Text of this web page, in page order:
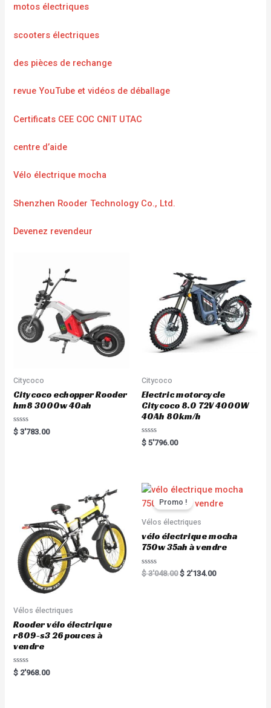
motos électriques
scooters électriques
des pièces de rechange
revue YouTube et vidéos de déballage
Certificats CEE COC CNIT UTAC
centre d’aide
Vélo électrique mocha
Shenzhen Rooder Technology Co., Ltd.
Devenez revendeur
Citycoco
Citycoco echopper Rooder
hm8 3000w 40ah
R
a
$ 3'783.00
Citycoco
Electric motorcycle
Citycoco 8.0 72V 4000W
40Ah 80km/h
R
a
o
u
t
o
5
$ 5'796.00
Vélos électriques
Rooder vélo électrique
r809-s3 26 pouces à
vendre
R
a
$ 2'968.00
Promo !
Vélos électriques
vélo électrique mocha
750w 35ah à vendre
R
a
$3'048.00 $ 2'134.00